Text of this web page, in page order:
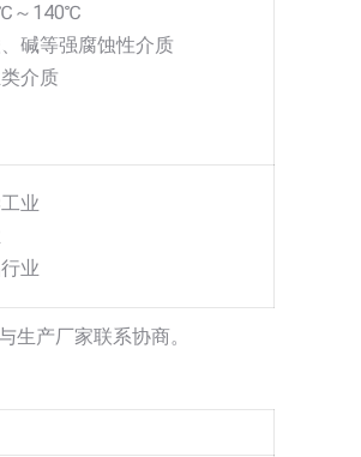
～140℃
碱等强腐蚀性介质
介质
业
业
生产厂家联系协商。